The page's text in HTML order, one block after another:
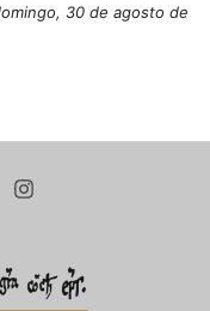
30 de agosto de